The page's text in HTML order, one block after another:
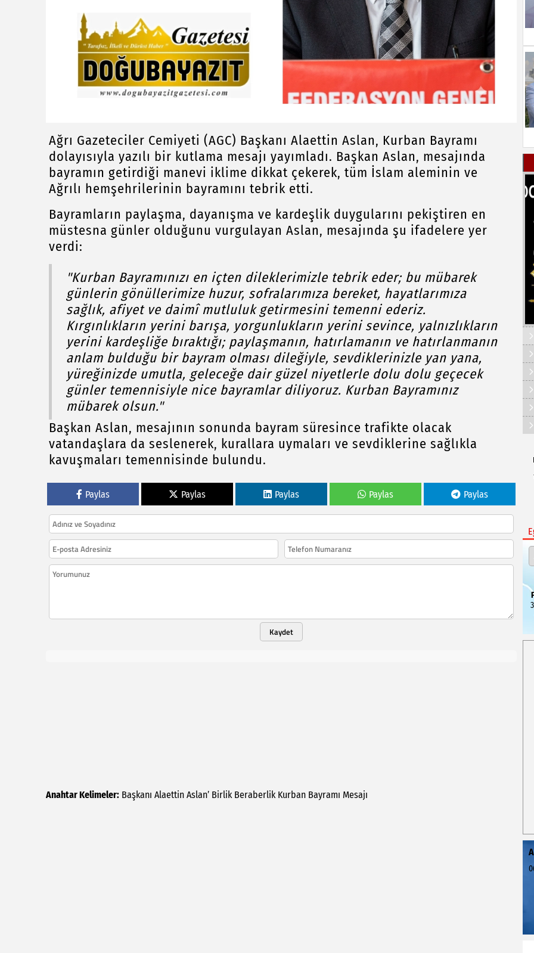
Ağrı Gazeteciler Cemiyeti (AGC) Başkanı Alaettin Aslan, Kurban Bayramı
dolayısıyla yazılı bir kutlama mesajı yayımladı. Başkan Aslan, mesajında
bayramın getirdiği manevi iklime dikkat çekerek, tüm İslam aleminin ve
Ağrılı hemşehrilerinin bayramını tebrik etti.
Bayramların paylaşma, dayanışma ve kardeşlik duygularını pekiştiren en
müstesna günler olduğunu vurgulayan Aslan, mesajında şu ifadelere yer
verdi:
"Kurban Bayramınızı en içten dileklerimizle tebrik eder; bu mübarek
günlerin gönüllerimize huzur, sofralarımıza bereket, hayatlarımıza
sağlık, afiyet ve daimî mutluluk getirmesini temenni ederiz.
Kırgınlıkların yerini barışa, yorgunlukların yerini sevince, yalnızlıkların
yerini kardeşliğe bıraktığı; paylaşmanın, hatırlamanın ve hatırlanmanın
anlam bulduğu bir bayram olması dileğiyle, sevdiklerinizle yan yana,
yüreğinizde umutla, geleceğe dair güzel niyetlerle dolu dolu geçecek
günler temennisiyle nice bayramlar diliyoruz. Kurban Bayramınız
mübarek olsun."
Başkan Aslan, mesajının sonunda bayram süresince trafikte olacak
vatandaşlara da seslenerek, kurallara uymaları ve sevdiklerine sağlıkla
kavuşmaları temennisinde bulundu.
Paylas Paylas Paylas Paylas Paylas
Kaydet
Anahtar Kelimeler: Başkanı Alaettin Aslan’ Birlik Beraberlik Kurban Bayramı Mesajı